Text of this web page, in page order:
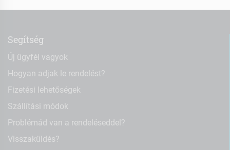
Segítség
Új ügyfél vagyok
Hogyan adjak le rendelést?
Fizetési lehetőségek
Szállítási módok
Problémád van a rendeléseddel?
Visszaküldés?